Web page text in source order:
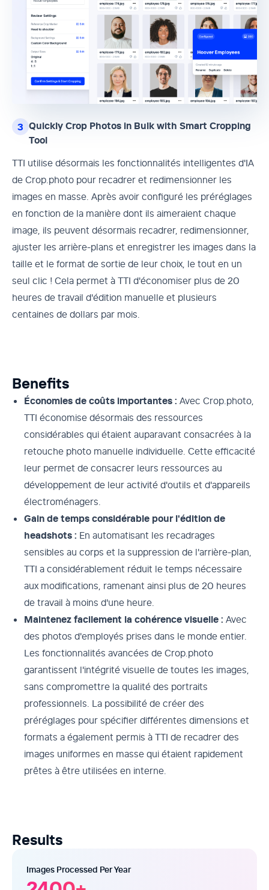
3 Quickly Crop Photos in Bulk with Smart Cropping
Tool
TTI utilise désormais les fonctionnalités intelligentes d'IA
de Crop.photo pour recadrer et redimensionner les
images en masse. Après avoir configuré les préréglages
en fonction de la manière dont ils aimeraient chaque
image, ils peuvent désormais recadrer, redimensionner,
ajuster les arrière-plans et enregistrer les images dans la
taille et le format de sortie de leur choix, le tout en un
seul clic ! Cela permet à TTI d'économiser plus de 20
heures de travail d'édition manuelle et plusieurs
centaines de dollars par mois.
Benefits
Économies de coûts importantes : Avec Crop.photo,
TTI économise désormais des ressources
considérables qui étaient auparavant consacrées à la
retouche photo manuelle individuelle. Cette efficacité
leur permet de consacrer leurs ressources au
développement de leur activité d'outils et d'appareils
électroménagers.
Gain de temps considérable pour l'édition de
headshots : En automatisant les recadrages
sensibles au corps et la suppression de l'arrière-plan,
TTI a considérablement réduit le temps nécessaire
aux modifications, ramenant ainsi plus de 20 heures
de travail à moins d'une heure.
Maintenez facilement la cohérence visuelle : Avec
des photos d'employés prises dans le monde entier.
Les fonctionnalités avancées de Crop.photo
garantissent l'intégrité visuelle de toutes les images,
sans compromettre la qualité des portraits
professionnels. La possibilité de créer des
préréglages pour spécifier différentes dimensions et
formats a également permis à TTI de recadrer des
images uniformes en masse qui étaient rapidement
prêtes à être utilisées en interne.
Results
Images Processed Per Year